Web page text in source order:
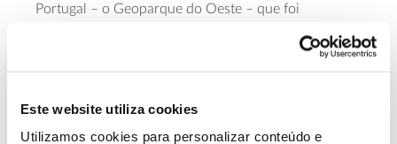
Este website utiliza cookies
Utilizamos cookies para personalizar conteúdo e
Portugal – o Geoparque do Oeste – que foi
iniciativa da AGEO – Associação Geoparque Oeste,
pretende-se juntar caminhada e conversa para
desafios e oportunidades.